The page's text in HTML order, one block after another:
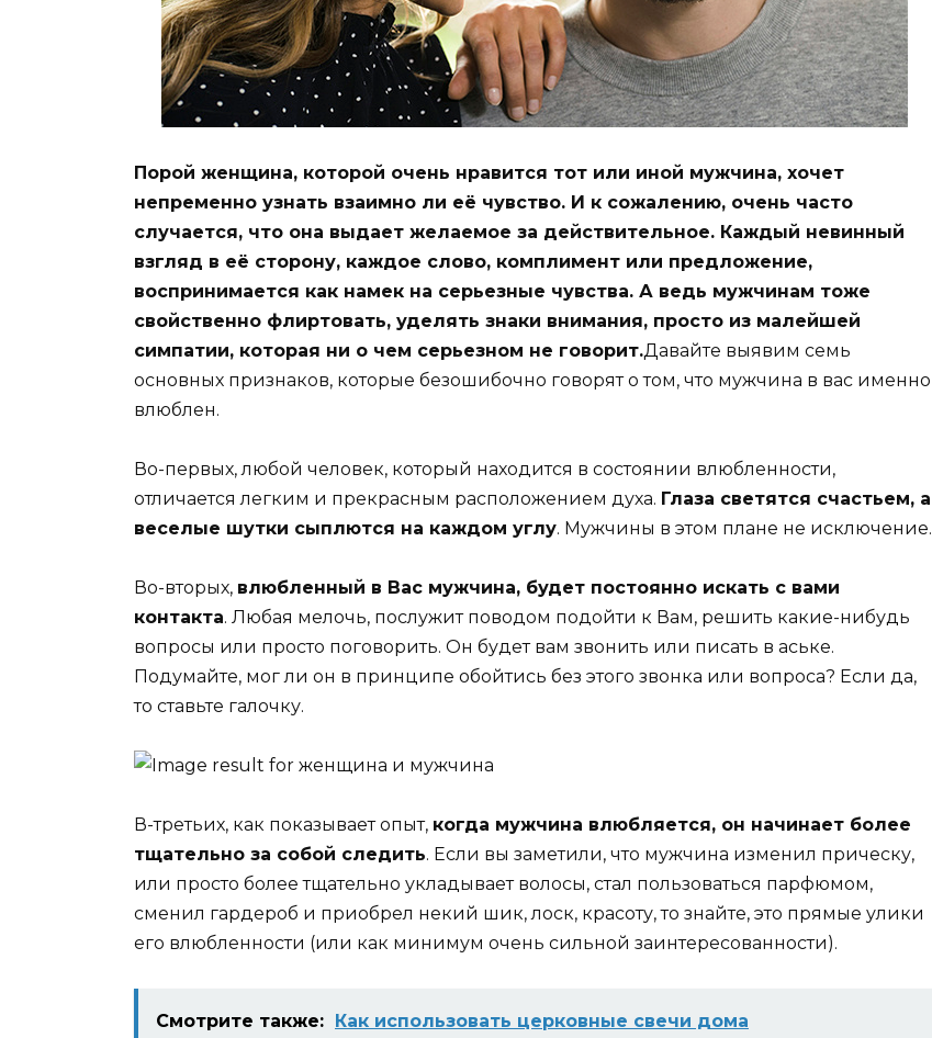
Порой женщина, которой очень нравится тот или иной мужчина, хочет
непременно узнать взаимно ли её чувство. И к сожалению, очень часто
случается, что она выдает желаемое за действительное. Каждый невинный
взгляд в её сторону, каждое слово, комплимент или предложение,
воспринимается как намек на серьезные чувства. А ведь мужчинам тоже
свойственно флиртовать, уделять знаки внимания, просто из малейшей
симпатии, которая ни о чем серьезном не говорит.Давайте выявим семь
основных признаков, которые безошибочно говорят о том, что мужчина в вас именно
влюблен.
Во-первых, любой человек, который находится в состоянии влюбленности,
отличается легким и прекрасным расположением духа. Глаза светятся счастьем, а
веселые шутки сыплются на каждом углу. Мужчины в этом плане не исключение.
Во-вторых, влюбленный в Вас мужчина, будет постоянно искать с вами
контакта. Любая мелочь, послужит поводом подойти к Вам, решить какие-нибудь
вопросы или просто поговорить. Он будет вам звонить или писать в аське.
Подумайте, мог ли он в принципе обойтись без этого звонка или вопроса? Если да,
то ставьте галочку.
В-третьих, как показывает опыт, когда мужчина влюбляется, он начинает более
тщательно за собой следить. Если вы заметили, что мужчина изменил прическу,
или просто более тщательно укладывает волосы, стал пользоваться парфюмом,
сменил гардероб и приобрел некий шик, лоск, красоту, то знайте, это прямые улики
его влюбленности (или как минимум очень сильной заинтересованности).
Смотрите также: Как использовать церковные свечи дома